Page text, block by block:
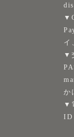
イ
▼
か
▼
ID